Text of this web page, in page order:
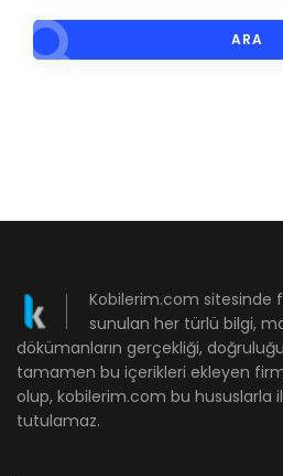
ARA
Kobilerim.com sitesinde
sunulan her türlü bilgi,
dökümanların gerçekliği,
tamamen bu içerikleri ekleyen
olup, kobilerim.com bu hususlarla
tutulamaz.